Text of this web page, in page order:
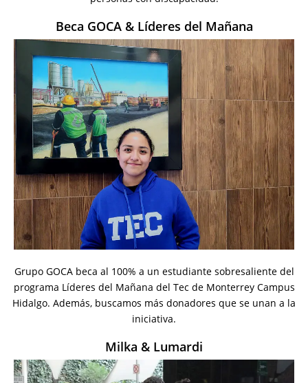
Beca GOCA & Líderes del Mañana
Grupo GOCA beca al 100% a un estudiante sobresaliente del
programa Líderes del Mañana del Tec de Monterrey Campus
Hidalgo. Además, buscamos más donadores que se unan a la
iniciativa.
Milka & Lumardi